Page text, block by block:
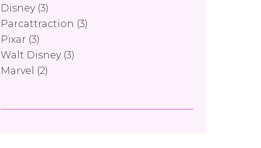
Disney(3)
Parcattraction (3)
Pixar (3)
Walt Disney(3)
Marvel
(2)